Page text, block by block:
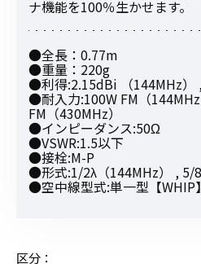
ナ機能を100％生かせます。
●全長：0.77m
●重量：220g
●利得:2.15dBi （144MHz）
●耐入力:100W FM（
FM（430MHz）
●インピーダンス:50Ω
●VSWR:1.5以下
●接栓:M-P
●形式:1/2λ（144MHz） , 5/
●空中線型式:単一型【WHIP】
区分